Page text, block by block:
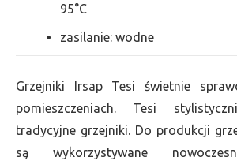
95°C
zasilanie: wodne
Grzejniki Irsap Tesi świetnie
pomieszczeniach. Tesi
tradycyjne grzejniki. Do produkcji
są wykorzystywane